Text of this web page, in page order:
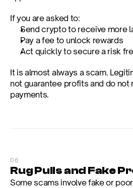
If you are asked to:
Send crypto to receive more
Pay a fee to unlock rewards
Act quickly to secure a risk
It is almost always a scam.
not guarantee profits and do not
payments.
06
Rug Pulls and Fake
Some scams involve fake or